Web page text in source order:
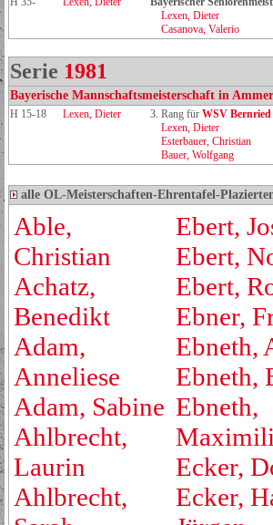
Lexen, Dieter
Casanova, Valerio
Serie 1981
Bayerische Mannschaftsmeisterschaft in
H 15-18 Lexen, Dieter 3. Rang für WSV Bernried
Lexen, Dieter
Esterbauer, Christian
Bauer, Wolfgang
alle OL-Meisterschaften-Ehrentafel-
Able,
Christian
Achatz,
Benedikt
Adam,
Anneliese
Adam, Sabine
Ahlbrecht,
Laurin
Ahlbrecht,
Ebert,
Ebert,
Ebert,
Ebner,
Ebneth,
Ebneth,
Ebneth,
Ecker,
Ecker,